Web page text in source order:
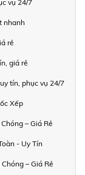
vụ 24/7
nhanh
rẻ
giá rẻ
tín, phục vụ 24/7
Xếp
– Giá Rẻ
- Uy Tín
– Giá Rẻ